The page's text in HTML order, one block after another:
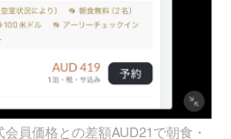
員価格との差額AUD21で朝食・